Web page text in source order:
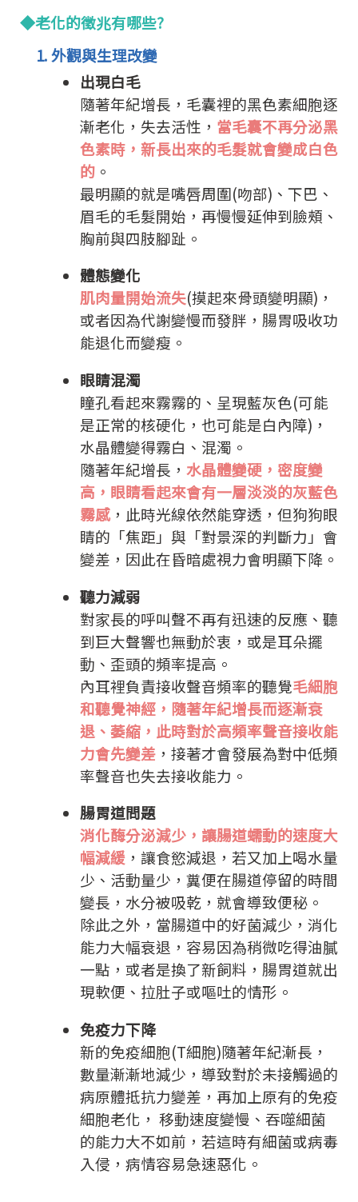
◆老化的徵兆有哪些?
1. 外觀與生理改變
出現白毛
隨著年紀增長，毛囊裡的黑色素細胞逐
漸老化，失去活性， 當毛囊不再分泌黑
色素時，新長出來的毛髮就會變成白色
的。
最明顯的就是嘴唇周圍(吻部)、下巴、
眉毛的毛髮開始，再慢慢延伸到臉頰、
胸前與四肢腳趾。
體態變化
肌肉量開始流失(摸起來骨頭變明顯)，
或者因為代謝變慢而發胖，腸胃吸收功
能退化而變瘦。
眼睛混濁
瞳孔看起來霧霧的、呈現藍灰色(可能
是正常的核硬化，也可能是白內障)，
水晶體變得霧白、混濁。
隨著年紀增長， 水晶體變硬，密度變
高，眼睛看起來會有一層淡淡的灰藍色
霧感，此時光線依然能穿透，但狗狗眼
睛的「焦距」與「對景深的判斷力」會
變差，因此在昏暗處視力會明顯下降。
聽力減弱
對家長的呼叫聲不再有迅速的反應、聽
到巨大聲響也無動於衷，或是耳朵擺
動、歪頭的頻率提高。
內耳裡負責接收聲音頻率的聽覺毛細胞
和聽覺神經，隨著年紀增長而逐漸衰
退、萎縮，此時對於高頻率聲音接收能
力會先變差，接著才會發展為對中低頻
率聲音也失去接收能力。
腸胃道問題
消化酶分泌減少，讓腸道蠕動的速度大
幅減緩，讓食慾減退，若又加上喝水量
少、活動量少，糞便在腸道停留的時間
變長，水分被吸乾，就會導致便秘。
除此之外，當腸道中的好菌減少，消化
能力大幅衰退，容易因為稍微吃得油膩
一點，或者是換了新飼料，腸胃道就出
現軟便、拉肚子或嘔吐的情形。
免疫力下降
新的免疫細胞(T細胞)隨著年紀漸長，
數量漸漸地減少，導致對於未接觸過的
病原體抵抗力變差，再加上原有的免疫
細胞老化， 移動速度變慢、吞噬細菌
的能力大不如前，若這時有細菌或病毒
入侵，病情容易急速惡化。